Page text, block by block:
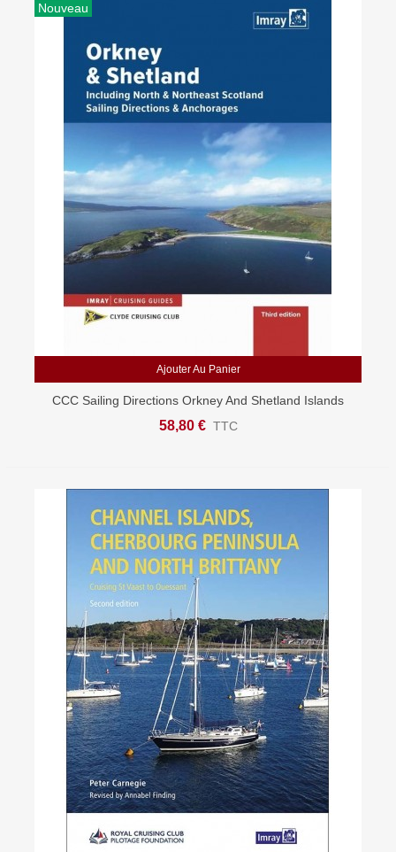
Nouveau
Ajouter Au Panier
CCC Sailing Directions Orkney And Shetland Islands
58,80 € TTC